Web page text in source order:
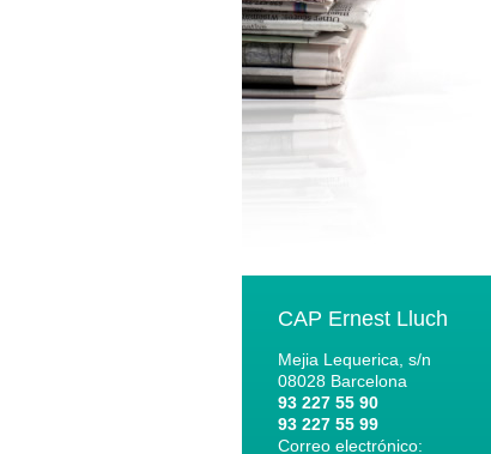
CAP Ernest Lluch
Mejia Lequerica, s/n
08028 Barcelona
93 227 55 90
93 227 55 99
Correo electrónico: